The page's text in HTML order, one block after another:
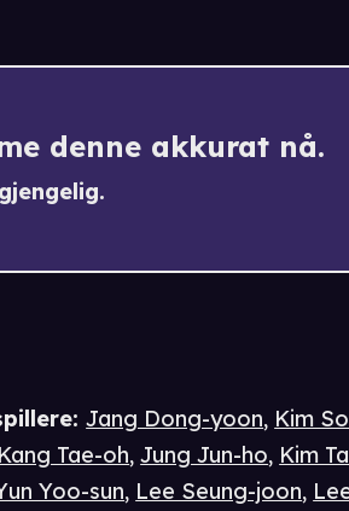
denne akkurat nå.
:Jang Dong-yoon, Kim
Kang Tae-oh,Jung Jun-ho, Kim
Yoo-sun, Lee Seung-joon,